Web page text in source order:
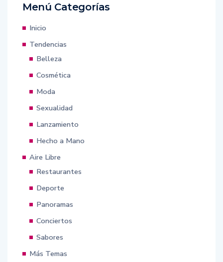
Menú Categorías
Inicio
Tendencias
Belleza
Cosmética
Moda
Sexualidad
Lanzamiento
Hecho a Mano
Aire Libre
Restaurantes
Deporte
Panoramas
Conciertos
Sabores
Más Temas